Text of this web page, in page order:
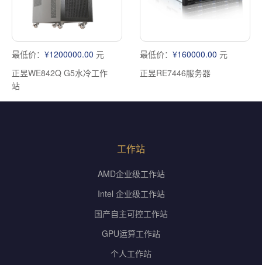
最低价： ¥1200000.00 元
正昱WE842Q G5水冷工作
站
最低价： ¥160000.00 元
正昱RE7446服务器
工作站
AMD企业级工作站
Intel 企业级工作站
国产自主可控工作站
GPU运算工作站
个人工作站